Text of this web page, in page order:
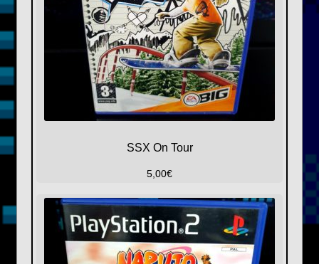
SSX On Tour
5,00€